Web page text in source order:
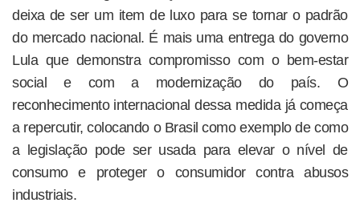
deixa de ser um item de luxo para se tornar o padrão
do mercado nacional. É mais uma entrega do governo
Lula que demonstra compromisso com o bem-estar
social e com a modernização do país. O
reconhecimento internacional dessa medida já começa
a repercutir, colocando o Brasil como exemplo de como
a legislação pode ser usada para elevar o nível de
consumo e proteger o consumidor contra abusos
industriais.